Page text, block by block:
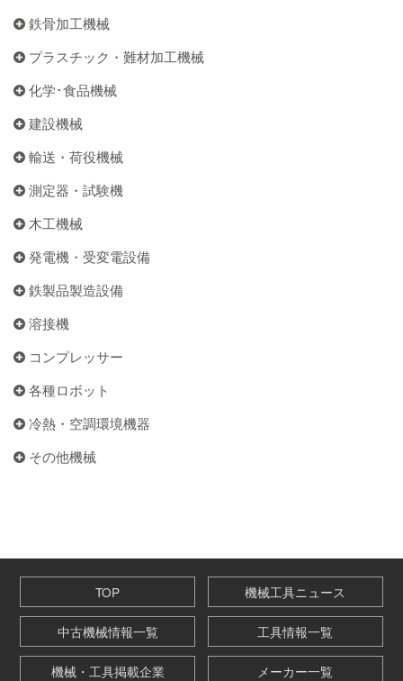
鉄骨加工機械
プラスチック・難材加工機械
化学･食品機械
建設機械
輸送・荷役機械
測定器・試験機
木工機械
発電機・受変電設備
鉄製品製造設備
溶接機
コンプレッサー
各種ロボット
冷熱・空調環境機器
その他機械
TOP 機械工具ニュース
中古機械情報一覧 工具情報一覧
機械・工具掲載企業 メーカー一覧